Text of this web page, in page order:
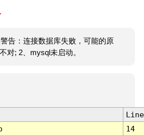
告：连接数据库失败，可能的原
对; 2、mysql未启动。
Line
14